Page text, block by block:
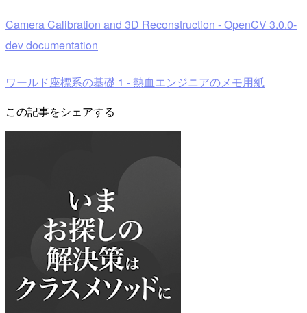
Camera Calibration and 3D Reconstruction - OpenCV 3.0.0-
dev documentation
ワールド座標系の基礎 1 - 熱血エンジニアのメモ用紙
この記事をシェアする